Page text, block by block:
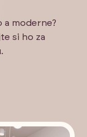
moderne?
si ho za